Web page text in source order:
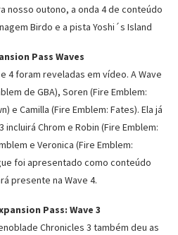
nosso outono, a onda 4 de conteúdo
Birdo e a pista Yoshi´s Island
Pass Waves
4 foram reveladas em vídeo. A Wave
de GBA), Soren (Fire Emblem:
e Camilla (Fire Emblem: Fates). Ela já
Chrom e Robin (Fire Emblem:
e Veronica (Fire Emblem:
foi apresentado como conteúdo
presente na Wave 4.
Pass: Wave 3
Chronicles 3 também deu as